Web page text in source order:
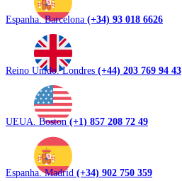
Espanha. Barcelona (+34) 93 018 6626
Reino Unido. Londres (+44) 203 769 94 43
UEUA. Boston(+1) 857 208 72 49
Espanha. Madrid (+34) 902 750 359